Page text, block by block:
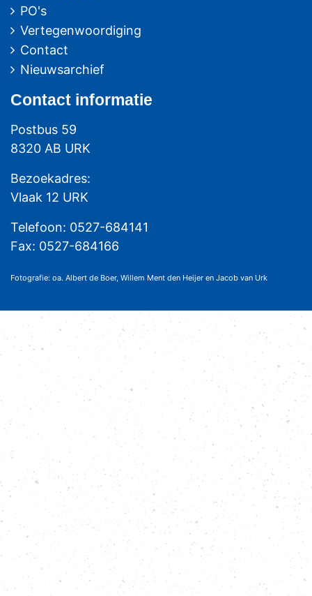
PO's
Vertegenwoordiging
Contact
Nieuwsarchief
Contact informatie
Postbus 59
8320 AB URK
Bezoekadres:
Vlaak 12 URK
Telefoon: 0527-684141
Fax: 0527-684166
Fotografie: oa. Albert de Boer, Willem Ment den Heijer en Jacob van Urk